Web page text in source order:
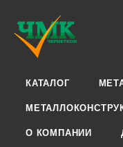
КАТАЛОГ
О КОМПАНИИ